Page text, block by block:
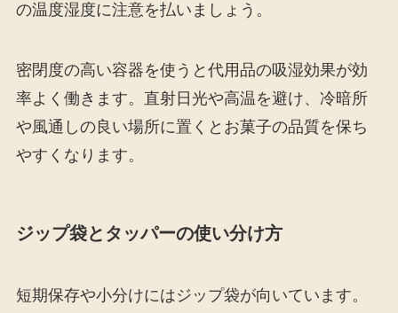
の温度湿度に注意を払いましょう。
密閉度の高い容器を使うと代用品の吸湿効果が効
率よく働きます。直射日光や高温を避け、冷暗所
や風通しの良い場所に置くとお菓子の品質を保ち
やすくなります。
ジップ袋とタッパーの使い分け方
短期保存や小分けにはジップ袋が向いています。